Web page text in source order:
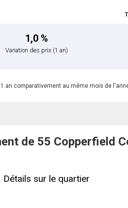
1,0 %
Variation des prix (1 an)
an comparativement au même mois de
de 55 Copperfield
Détails sur le quartier